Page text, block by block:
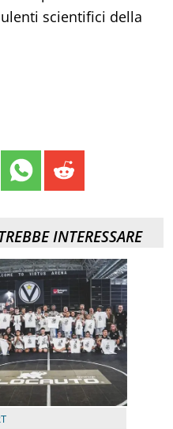
scientifici della
INTERESSARE